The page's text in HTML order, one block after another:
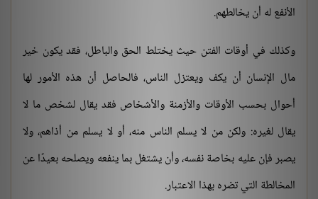
الأنفع له أن يخالطهم.
وكذلك في أوقات الفتن حيث يختلط الحق والباطل، فقد يكون خير
مال الإنسان أن يكف ويعتزل الناس، فالحاصل أن هذه الأمور لها
أحوال بحسب الأوقات والأزمنة والأشخاص فقد يقال لشخص ما لا
يقال لغيره: ولكن من لا يسلم الناس منه، أو لا يسلم من أذاهم، ولا
يصبر فإن عليه بخاصة نفسه، وأن يشتغل بما ينفعه ويصلحه بعيدًا عن
المخالطة التي تضره بهذا الاعتبار.